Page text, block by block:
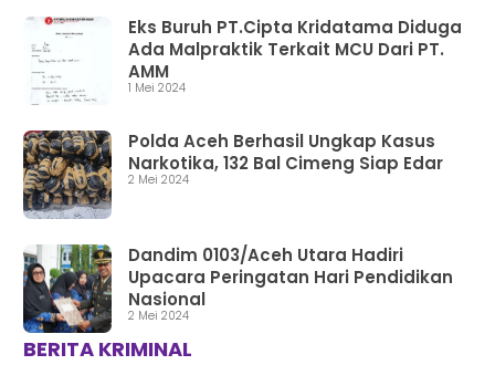
Eks Buruh PT.Cipta Kridatama Diduga
Ada Malpraktik Terkait MCU Dari PT.
AMM
1 Mei 2024
Polda Aceh Berhasil Ungkap Kasus
Narkotika, 132 Bal Cimeng Siap Edar
2 Mei 2024
Dandim 0103/Aceh Utara Hadiri
Upacara Peringatan Hari Pendidikan
Nasional
2 Mei 2024
BERITA KRIMINAL